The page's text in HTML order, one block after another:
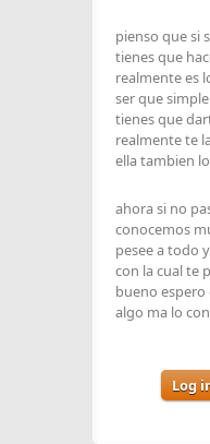
pienso que si
tienes que
realmente es
ser que
tienes que
realmente te
ella tambien
ahora si no
conocemos
pesee a todo
con la cual te
bueno espero
algo ma lo
Log